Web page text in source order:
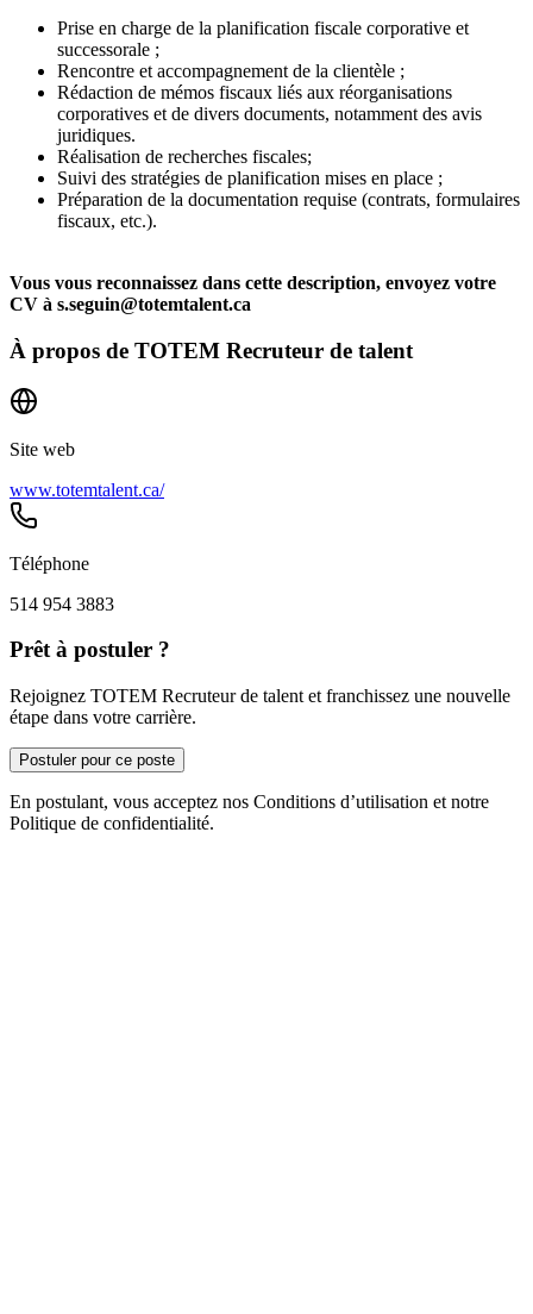
Prise en charge de la planification fiscale corporative et
successorale ;
Rencontre et accompagnement de la clientèle ;
Rédaction de mémos fiscaux liés aux réorganisations
corporatives et de divers documents, notamment des avis
juridiques.
Réalisation de recherches fiscales;
Suivi des stratégies de planification mises en place ;
Préparation de la documentation requise (contrats, formulaires
fiscaux, etc.).
Vous vous reconnaissez dans cette description, envoyez votre
CV à s.seguin@totemtalent.ca
À propos de TOTEM Recruteur de talent
Site web
www.totemtalent.ca/
Téléphone
514 954 3883
Prêt à postuler ?
Rejoignez TOTEM Recruteur de talent et franchissez une nouvelle
étape dans votre carrière.
Postuler pour ce poste
En postulant, vous acceptez nos Conditions d’utilisation et notre
Politique de confidentialité.